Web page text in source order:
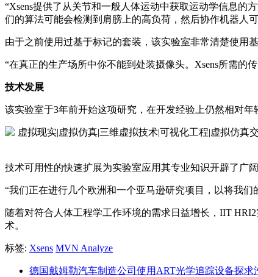
“Xsens提供了从关节和一般人体运动中获取运动学信息
们的算法可能会检测到肩膀上的高负荷，然后协作机器人
由于之前使用过基于标记的套装，该实验室非常清楚使用
“在真正的生产场所中你不能到处装摄像头。Xsens所需的
技术发展
该实验室于3年前开始这项研究，在开发经验上仍然相对
技术可用性的快速扩展为实验室应用其专业知识开辟了广阔
“我们正在进行几个欧洲和一个亚马逊研究项目，以将我
随着对符合人体工程学工作环境的需求日益增长，IIT
术。
标签: Xsens MVN Analyze
德国戴姆勒汽车制造公司使用ART光学追踪设备探求